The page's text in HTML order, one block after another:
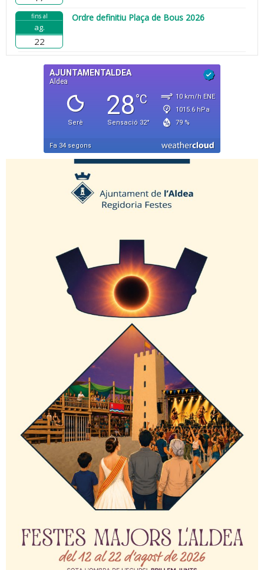
fins al
ag.
22
Ordre definitiu Plaça de Bous 2026